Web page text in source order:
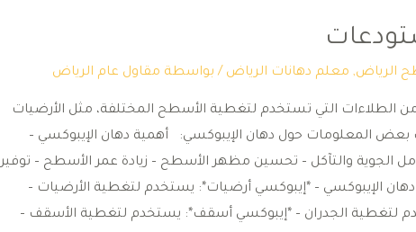
الرياض, معلم دهانات الرياض / بواسطة مقاول عام الرياض
الطلاءات التي تستخدم لتغطية الأسطح المختلفة، مثل الأرضيات
بعض المعلومات حول دهان الإيبوكسي: أهمية دهان الإيبوكسي –
الجوية والتآكل – تحسين مظهر الأسطح – زيادة عمر الأسطح – توفير
الإيبوكسي – *إيبوكسي أرضيات*: يستخدم لتغطية الأرضيات –
لتغطية الجدران – *إيبوكسي أسقف*: يستخدم لتغطية الأسقف –